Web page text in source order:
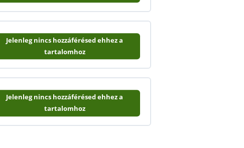
Jelenleg nincs hozzáférésed ehhez a
tartalomhoz
Jelenleg nincs hozzáférésed ehhez a
tartalomhoz